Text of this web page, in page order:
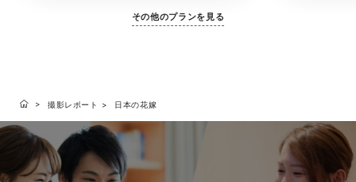
その他のプランを見る
撮影レポート 日本の花嫁